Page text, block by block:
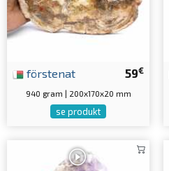
59€
förstenat
940 gram | 200x170x20 mm
se produkt